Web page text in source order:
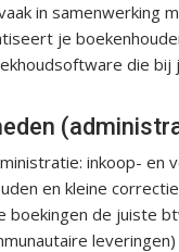
in samenwerking
je
die bij
inkoop- en
en kleine
boekingen de juiste